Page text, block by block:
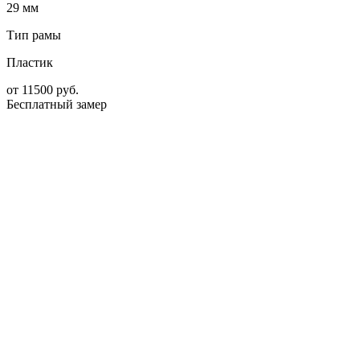
29 мм
Тип рамы
Пластик
от 11500 руб.
Бесплатный замер